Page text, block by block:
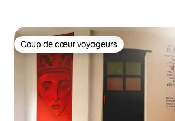
Coup de cœur voyageurs
Coup de cœur voyageurs